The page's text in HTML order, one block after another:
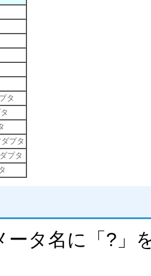
タ
プタ
プタ
ータ名に「?」